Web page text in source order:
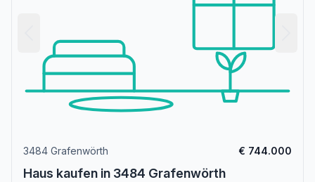
3484 Grafenwörth € 744.000
Haus kaufen in 3484 Grafenwörth